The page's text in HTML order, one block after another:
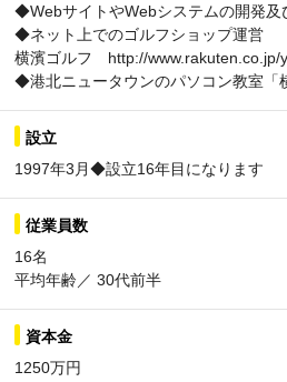
◆WebサイトやWebシステムの開発及
◆ネット上でのゴルフショップ運営
横濱ゴルフ http://www.rakuten.co.jp/
◆港北ニュータウンのパソコン教室「
設立
1997年3月◆設立16年目になります
従業員数
16名
平均年齢／ 30代前半
資本金
1250万円